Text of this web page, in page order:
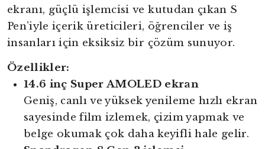
ekranı, güçlü işlemcisi ve kutudan çıkan S
Pen’iyle içerik üreticileri, öğrenciler ve iş
insanları için eksiksiz bir çözüm sunuyor.
Özellikler:
14.6 inç Super AMOLED ekran
Geniş, canlı ve yüksek yenileme hızlı ekran
sayesinde film izlemek, çizim yapmak ve
belge okumak çok daha keyifli hale gelir.